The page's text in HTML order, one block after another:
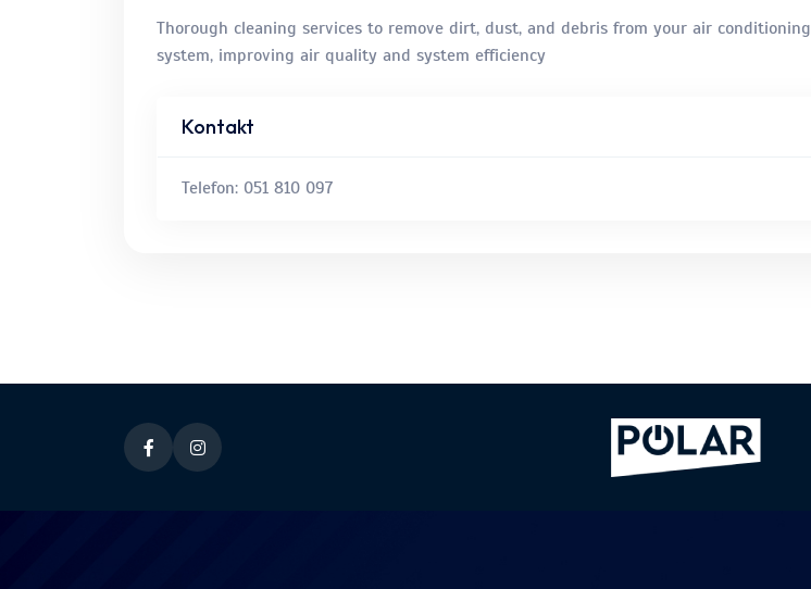
Thorough cleaning services to remove dirt, dust, and debris from your air conditioning
system, improving air quality and system efficiency
Kontakt
Telefon: 051 810 097